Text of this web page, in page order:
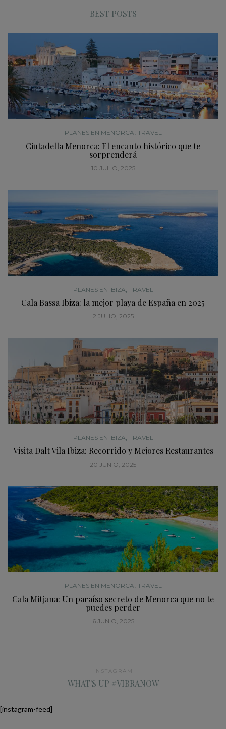
BEST POSTS
PLANES EN MENORCA, TRAVEL
Ciutadella Menorca: El encanto histórico que te
sorprenderá
10 JULIO, 2025
PLANES EN IBIZA, TRAVEL
Cala Bassa Ibiza: la mejor playa de España en 2025
2 JULIO, 2025
PLANES EN IBIZA, TRAVEL
Visita Dalt Vila Ibiza: Recorrido y Mejores Restaurantes
20 JUNIO, 2025
PLANES EN MENORCA, TRAVEL
Cala Mitjana: Un paraíso secreto de Menorca que no te
puedes perder
6 JUNIO, 2025
INSTAGRAM
WHAT'S UP #VIBRANOW
[instagram-feed]